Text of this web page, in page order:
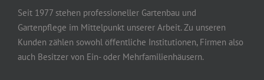
Seit 1977 stehen professioneller Gartenbau und
Gartenpflege im Mittelpunkt unserer Arbeit. Zu unseren
Kunden zählen sowohl öffentliche Institutionen, Firmen also
auch Besitzer von Ein- oder Mehrfamilienhäusern.